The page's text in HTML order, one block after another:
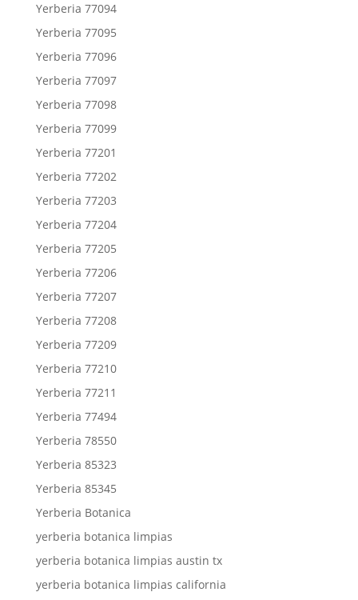
Yerberia 77094
Yerberia 77095
Yerberia 77096
Yerberia 77097
Yerberia 77098
Yerberia 77099
Yerberia 77201
Yerberia 77202
Yerberia 77203
Yerberia 77204
Yerberia 77205
Yerberia 77206
Yerberia 77207
Yerberia 77208
Yerberia 77209
Yerberia 77210
Yerberia 77211
Yerberia 77494
Yerberia 78550
Yerberia 85323
Yerberia 85345
Yerberia Botanica
yerberia botanica limpias
yerberia botanica limpias austin tx
yerberia botanica limpias california